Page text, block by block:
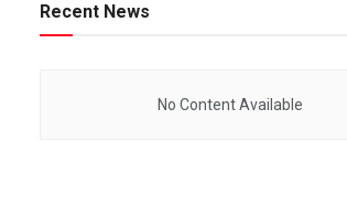
Recent News
No Content Available